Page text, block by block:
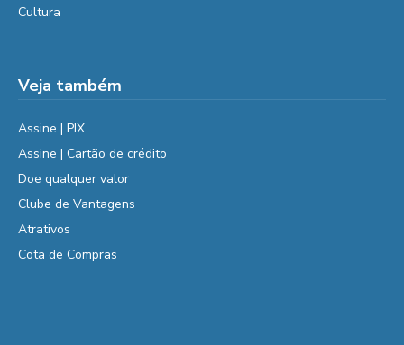
Cultura
Veja também
Assine | PIX
Assine | Cartão de crédito
Doe qualquer valor
Clube de Vantagens
Atrativos
Cota de Compras